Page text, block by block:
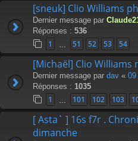
[sneuk] Clio Williams
Dernier message par
Réponses : 536
1 51 52 53 54
[Michaël] Clio Williams
Dernier message par dav « 09
Réponses : 1035
1 101 102 103
[ Asta` ] 16s f7r .
dimanche